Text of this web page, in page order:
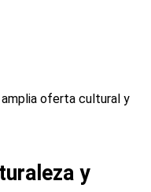
oferta cultural y
y